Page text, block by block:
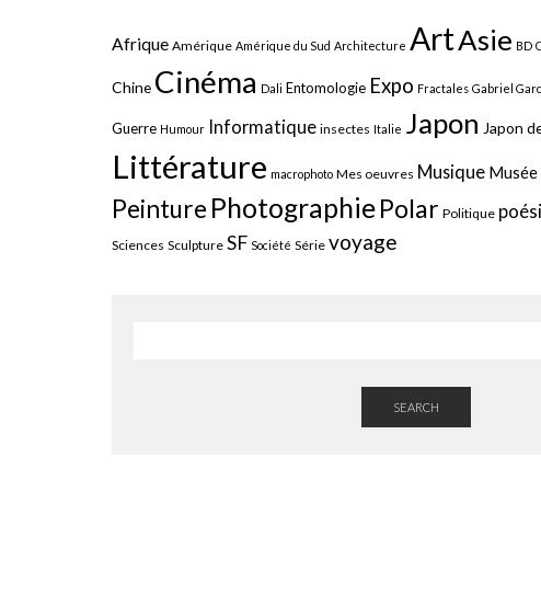
Afrique Amérique Amérique du Sud Architecture ArtAsie BD
Chine Cinéma Dali Entomologie Expo Fractales Gabriel
Guerre Humour Informatique insectes Italie Japon Japon
Littérature macrophoto Mes oeuvres Musique Musée
Peinture PhotographiePolar Politique
Sciences Sculpture SF Société Série voyage
SEARCH